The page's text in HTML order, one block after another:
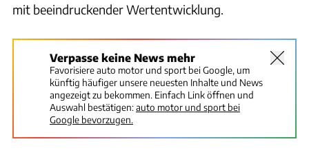
mit beeindruckender Wertentwicklung.
Verpasse keine News mehr
Favorisiere auto motor und sport bei Google, um
künftig häufiger unsere neuesten Inhalte und News
angezeigt zu bekommen. Einfach Link öffnen und
Auswahl bestätigen:auto motor und sport bei
Google bevorzugen.